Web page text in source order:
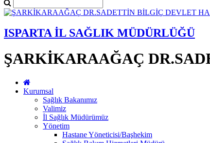
ISPARTA İL SAĞLIK MÜDÜRLÜĞÜ
ŞARKİKARAAĞAÇ
Kurumsal
Sağlık Bakanımız
Valimiz
İl Sağlık Müdürümüz
Yönetim
Hastane Yöneticisi/Başhekim